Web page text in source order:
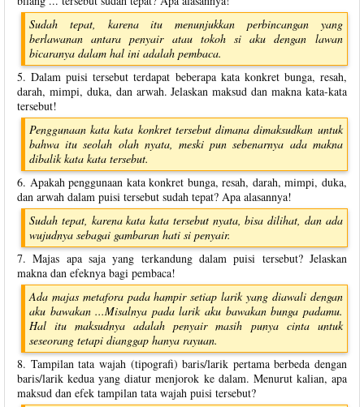
Sudah tepat, karena itu menunjukkan perbincangan yang
berlawanan antara penyair atau tokoh si aku dengan lawan
bicaranya dalam hal ini adalah pembaca.
5. Dalam puisi tersebut terdapat beberapa kata konkret bunga, resah,
darah, mimpi, duka, dan arwah. Jelaskan maksud dan makna kata-kata
tersebut!
Penggunaan kata kata konkret tersebut dimana dimaksudkan untuk
bahwa itu seolah olah nyata, meski pun sebenarnya ada makna
dibalik kata kata tersebut.
6. Apakah penggunaan kata konkret bunga, resah, darah, mimpi, duka,
dan arwah dalam puisi tersebut sudah tepat? Apa alasannya!
Sudah tepat, karena kata kata tersebut nyata, bisa dilihat, dan ada
wujudnya sebagai gambaran hati si penyair.
7. Majas apa saja yang terkandung dalam puisi tersebut? Jelaskan
makna dan efeknya bagi pembaca!
Ada majas metafora pada hampir setiap larik yang diawali dengan
aku bawakan ...Misalnya pada larik aku bawakan bunga padamu.
Hal itu maksudnya adalah penyair masih punya cinta untuk
seseorang tetapi dianggap hanya rayuan.
8. Tampilan tata wajah (tipografi) baris/larik pertama berbeda dengan
baris/larik kedua yang diatur menjorok ke dalam. Menurut kalian, apa
maksud dan efek tampilan tata wajah puisi tersebut?